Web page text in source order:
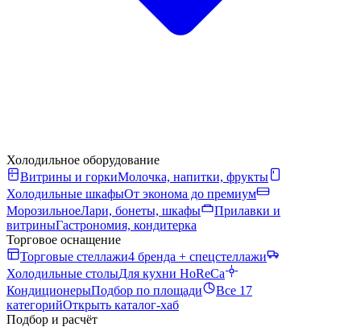
Холодильное оборудование
Витрины и горкиМолочка, напитки, фрукты
Холодильные шкафыОт эконома до премиум
МорозильноеЛари, бонеты, шкафы
Прилавки и
витриныГастрономия, кондитерка
Торговое оснащение
Торговые стеллажи4 бренда + спецстеллажи
Холодильные столыДля кухни HoReCa
КондиционерыПодбор по площади
Все 17
категорийОткрыть каталог-хаб
Подбор и расчёт